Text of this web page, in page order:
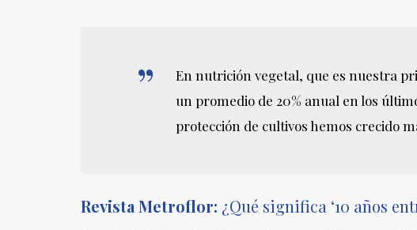
En nutrición vegetal, que es nuestra
un promedio de 20% anual en los
protección de cultivos hemos crecido
Revista Metroflor: ¿Qué significa ‘10 años